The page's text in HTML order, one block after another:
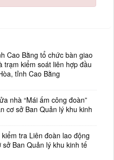
Cao Bằng tổ chức bàn giao
trạm kiểm soát liên hợp đầu
tỉnh Cao Bằng
nhà “Mái ấm công đoàn”
cơ sở Ban Quản lý khu kinh
tra Liên đoàn lao động
Ban Quản lý khu kinh tế